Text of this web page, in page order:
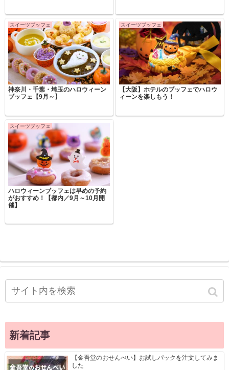
スイーツブッフェ
神奈川・千葉・埼玉のハロウィーン
ブッフェ【9月～】
スイーツブッフェ
【大阪】ホテルのブッフェでハロウ
ィーンを楽しもう！
スイーツブッフェ
ハロウィーンブッフェは早めの予約
がおすすめ！【都内／9月～10月開
催】
新着記事
【金吾堂のおせんべい】お試しパックを注文してみま
した